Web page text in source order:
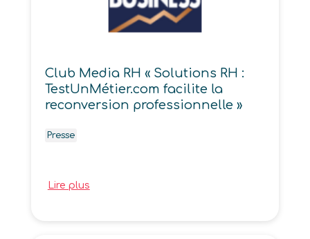
Club Media RH « Solutions RH :
TestUnMétier.com facilite la
reconversion professionnelle »
Presse
Lire plus